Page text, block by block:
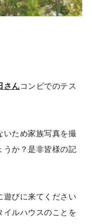
さんコンビでのテス
いため家族写真を撮
うか？是非皆様の記
遊びに来てください
イルハウスのことを